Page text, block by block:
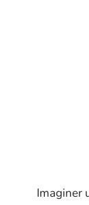
Imaginer